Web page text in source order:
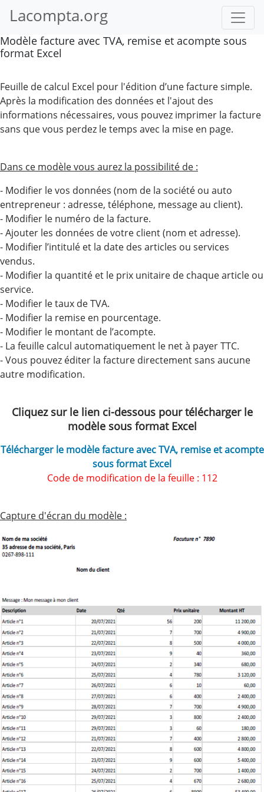
Lacompta.org
Modèle facture avec TVA, remise et acompte sous
format Excel
Feuille de calcul Excel pour l'édition d’une facture simple.
Après la modification des données et l'ajout des
informations nécessaires, vous pouvez imprimer la facture
sans que vous perdez le temps avec la mise en page.
Dans ce modèle vous aurez la possibilité de :
- Modifier le vos données (nom de la société ou auto
entrepreneur : adresse, téléphone, message au client).
- Modifier le numéro de la facture.
- Ajouter les données de votre client (nom et adresse).
- Modifier l’intitulé et la date des articles ou services
vendus.
- Modifier la quantité et le prix unitaire de chaque article ou
service.
- Modifier le taux de TVA.
- Modifier la remise en pourcentage.
- Modifier le montant de l’acompte.
- La feuille calcul automatiquement le net à payer TTC.
- Vous pouvez éditer la facture directement sans aucune
autre modification.
Cliquez sur le lien ci-dessous pour télécharger le
modèle sous format Excel
Télécharger le modèle facture avec TVA, remise et acompte
sous format Excel
Code de modification de la feuille : 112
Capture d'écran du modèle :